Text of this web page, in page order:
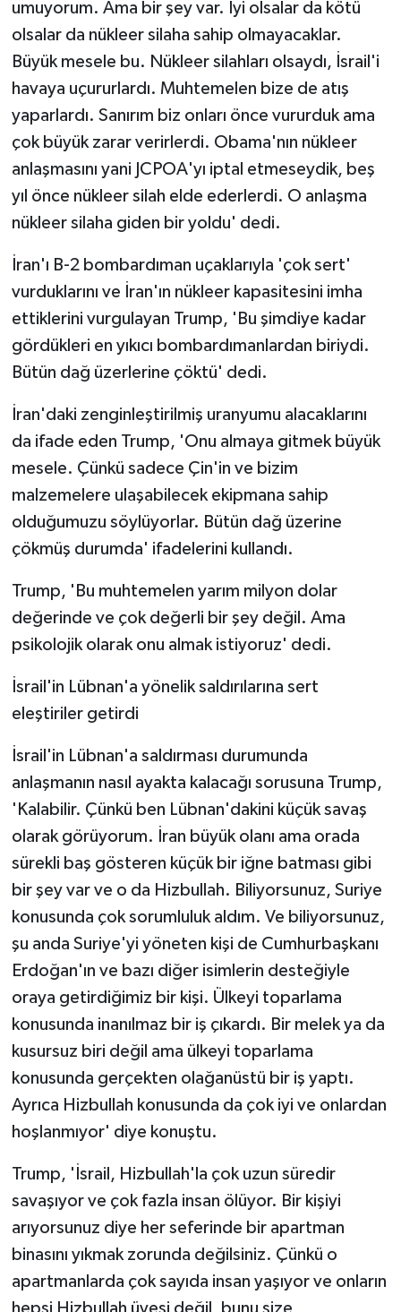
umuyorum. Ama bir şey var. İyi olsalar da kötü
olsalar da nükleer silaha sahip olmayacaklar.
Büyük mesele bu. Nükleer silahları olsaydı, İsrail'i
havaya uçururlardı. Muhtemelen bize de atış
yaparlardı. Sanırım biz onları önce vururduk ama
çok büyük zarar verirlerdi. Obama'nın nükleer
anlaşmasını yani JCPOA'yı iptal etmeseydik, beş
yıl önce nükleer silah elde ederlerdi. O anlaşma
nükleer silaha giden bir yoldu' dedi.
İran'ı B-2 bombardıman uçaklarıyla 'çok sert'
vurduklarını ve İran'ın nükleer kapasitesini imha
ettiklerini vurgulayan Trump, 'Bu şimdiye kadar
gördükleri en yıkıcı bombardımanlardan biriydi.
Bütün dağ üzerlerine çöktü' dedi.
İran'daki zenginleştirilmiş uranyumu alacaklarını
da ifade eden Trump, 'Onu almaya gitmek büyük
mesele. Çünkü sadece Çin'in ve bizim
malzemelere ulaşabilecek ekipmana sahip
olduğumuzu söylüyorlar. Bütün dağ üzerine
çökmüş durumda' ifadelerini kullandı.
Trump, 'Bu muhtemelen yarım milyon dolar
değerinde ve çok değerli bir şey değil. Ama
psikolojik olarak onu almak istiyoruz' dedi.
İsrail'in Lübnan'a yönelik saldırılarına sert
eleştiriler getirdi
İsrail'in Lübnan'a saldırması durumunda
anlaşmanın nasıl ayakta kalacağı sorusuna Trump,
'Kalabilir. Çünkü ben Lübnan'dakini küçük savaş
olarak görüyorum. İran büyük olanı ama orada
sürekli baş gösteren küçük bir iğne batması gibi
bir şey var ve o da Hizbullah. Biliyorsunuz, Suriye
konusunda çok sorumluluk aldım. Ve biliyorsunuz,
şu anda Suriye'yi yöneten kişi de Cumhurbaşkanı
Erdoğan'ın ve bazı diğer isimlerin desteğiyle
oraya getirdiğimiz bir kişi. Ülkeyi toparlama
konusunda inanılmaz bir iş çıkardı. Bir melek ya da
kusursuz biri değil ama ülkeyi toparlama
konusunda gerçekten olağanüstü bir iş yaptı.
Ayrıca Hizbullah konusunda da çok iyi ve onlardan
hoşlanmıyor' diye konuştu.
Trump, 'İsrail, Hizbullah'la çok uzun süredir
savaşıyor ve çok fazla insan ölüyor. Bir kişiyi
arıyorsunuz diye her seferinde bir apartman
binasını yıkmak zorunda değilsiniz. Çünkü o
apartmanlarda çok sayıda insan yaşıyor ve onların
hepsi Hizbullah üyesi değil, bunu size